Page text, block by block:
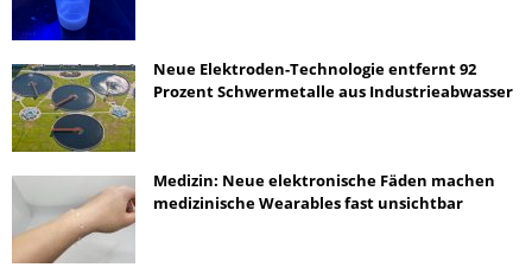
Neue Elektroden-Technologie entfernt 92
Prozent Schwermetalle aus Industrieabwasser
Medizin: Neue elektronische Fäden machen
medizinische Wearables fast unsichtbar